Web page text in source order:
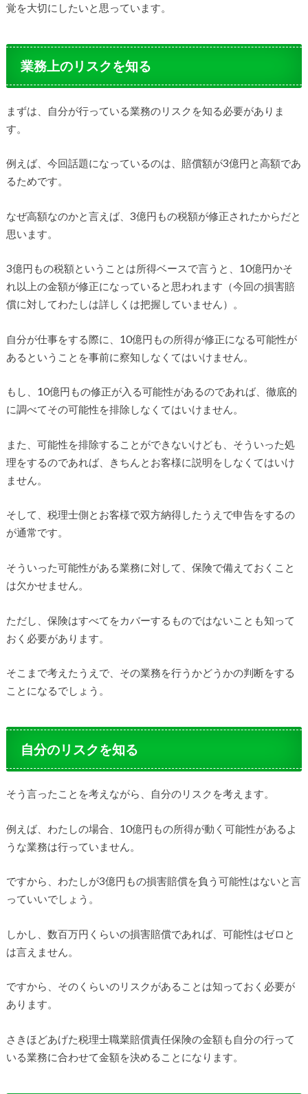
覚を大切にしたいと思っています。
業務上のリスクを知る
まずは、自分が行っている業務のリスクを知る必要がありま
す。
例えば、今回話題になっているのは、賠償額が3億円と高額であ
るためです。
なぜ高額なのかと言えば、3億円もの税額が修正されたからだと
思います。
3億円もの税額ということは所得ベースで言うと、10億円かそ
れ以上の金額が修正になっていると思われます（今回の損害賠
償に対してわたしは詳しくは把握していません）。
自分が仕事をする際に、10億円もの所得が修正になる可能性が
あるということを事前に察知しなくてはいけません。
もし、10億円もの修正が入る可能性があるのであれば、徹底的
に調べてその可能性を排除しなくてはいけません。
また、可能性を排除することができないけども、そういった処
理をするのであれば、きちんとお客様に説明をしなくてはいけ
ません。
そして、税理士側とお客様で双方納得したうえで申告をするの
が通常です。
そういった可能性がある業務に対して、保険で備えておくこと
は欠かせません。
ただし、保険はすべてをカバーするものではないことも知って
おく必要があります。
そこまで考えたうえで、その業務を行うかどうかの判断をする
ことになるでしょう。
自分のリスクを知る
そう言ったことを考えながら、自分のリスクを考えます。
例えば、わたしの場合、10億円もの所得が動く可能性があるよ
うな業務は行っていません。
ですから、わたしが3億円もの損害賠償を負う可能性はないと言
っていいでしょう。
しかし、数百万円くらいの損害賠償であれば、可能性はゼロと
は言えません。
ですから、そのくらいのリスクがあることは知っておく必要が
あります。
さきほどあげた税理士職業賠償責任保険の金額も自分の行って
いる業務に合わせて金額を決めることになります。